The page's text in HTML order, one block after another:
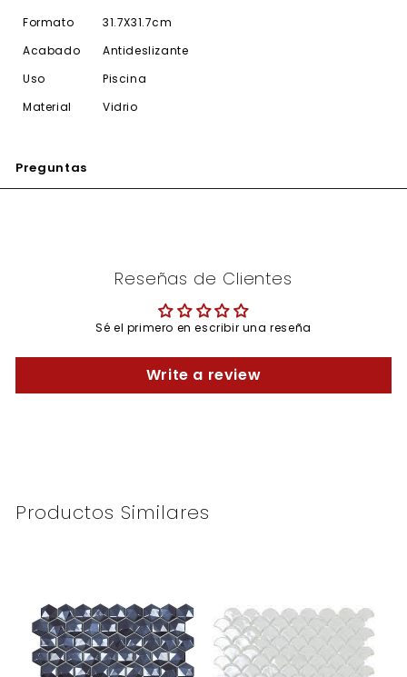
Formato
31.7X31.7cm
Acabado
Antideslizante
Uso
Piscina
Material
Vidrio
Preguntas
Reseñas de Clientes
Sé el primero en escribir una reseña
Write a review
Productos Similares